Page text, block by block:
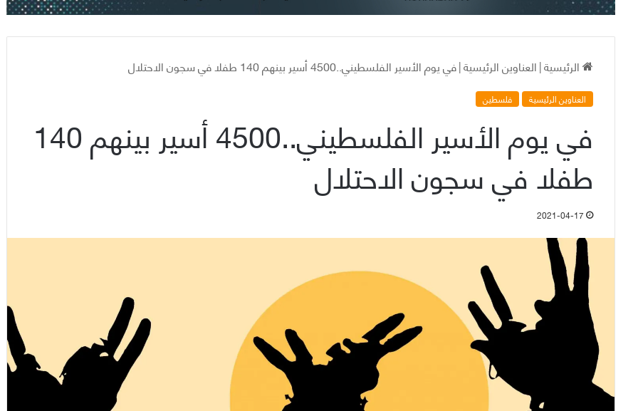
الرئيسية|العناوين الرئيسية|في يوم الأسير الفلسطيني..4500 أسير بينهم 140 طفلا في سجون الاحتلال
العناوين الرئيسية فلسطين
في يوم الأسير الفلسطيني..4500 أسير بينهم 140
طفلا في سجون الاحتلال
2021-04-17